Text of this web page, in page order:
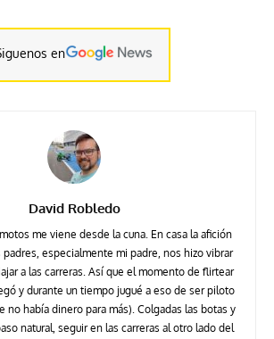
en
David Robledo
me viene desde la cuna. En casa la afición
especialmente mi padre, nos hizo vibrar
a las carreras. Así que el momento de flirtear
y durante un tiempo jugué a eso de ser piloto
no había dinero para más). Colgadas las botas y
natural, seguir en las carreras al otro lado del